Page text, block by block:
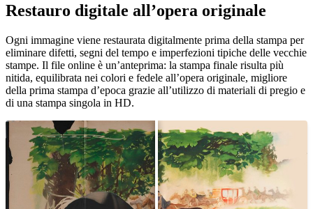
Restauro digitale all’opera originale
Ogni immagine viene restaurata digitalmente prima della stampa per
eliminare difetti, segni del tempo e imperfezioni tipiche delle vecchie
stampe. Il file online è un’anteprima: la stampa finale risulta più
nitida, equilibrata nei colori e fedele all’opera originale, migliore
della prima stampa d’epoca grazie all’utilizzo di materiali di pregio e
di una stampa singola in HD.